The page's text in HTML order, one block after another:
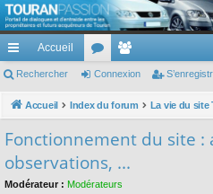
TouranPassion
Le forum des propriétaires ou futurs acquéreurs
cc
ès
pi
de
Accueil
or
u
e
m
Rechercher Connexion
Accueil Index du forum La vie du site
Fonctionnement du site :
observations, ...
Modérateur : Modérateurs